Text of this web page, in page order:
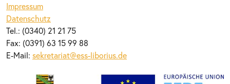
Impressum
Datenschutz
Tel.: (0340) 21 21 75
Fax: (0391) 63 15 99 88
E-Mail: sekretariat@ess-liborius.de